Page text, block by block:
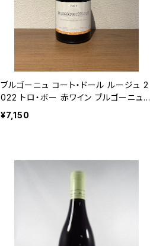
ブルゴーニュ コート・ドール ルージュ 2
022 トロ・ボー 赤ワイン ブルゴーニュ 7
50ml
¥7,150